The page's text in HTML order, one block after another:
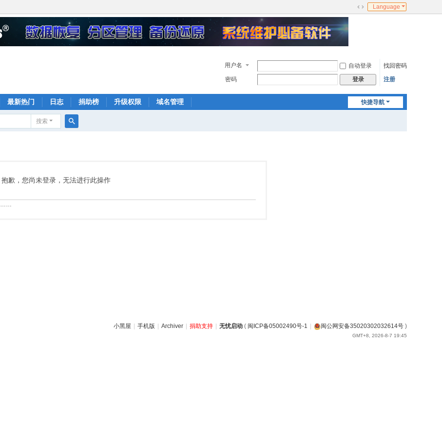
切
Language
用户名 自动登录
找回密码
密码
登录 注册
快捷导航
最新热门 日志 捐助榜 升级权限 域名管理
搜索
抱歉，您尚未登录，无法进行此操作
……
小黑屋 手机版 Archiver 捐助支持 无忧启动 ( 闽ICP备05002490号-1 闽公网安备35020302032614号 )
GMT+8, 2026-8-7 19:45